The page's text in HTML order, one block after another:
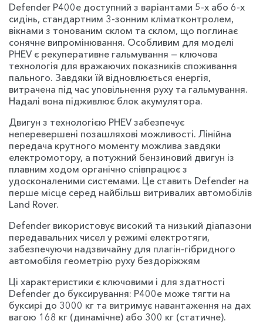
Defender P400e доступний з варіантами 5-х або 6-х
сидінь, стандартним 3-зонним кліматконтролем,
вікнами з тонованим склом та склом, що поглинає
сонячне випромінювання. Особливим для моделі
PHEV є рекуперативне гальмування — ключова
технологія для вражаючих показників споживання
пального. Завдяки їй відновлюється енергія,
витрачена під час уповільнення руху та гальмування.
Надалі вона підживлює блок акумулятора.
Двигун з технологією PHEV забезпечує
неперевершені позашляхові можливості. Лінійна
передача крутного моменту можлива завдяки
електромотору, а потужний бензиновий двигун із
плавним ходом органічно співпрацює з
удосконаленими системами. Це ставить Defender на
перше місце серед найбільш витривалих автомобілів
Land Rover.
Defender використовує високий та низький діапазони
передавальних чисел у режимі електротяги,
забезпечуючи надзвичайну для плагін-гібридного
автомобіля геометрію руху бездоріжжям
Ці характеристики є ключовими і для здатності
Defender до буксирування: P400e може тягти на
буксирі до 3000 кг та витримує навантаження на дах
вагою 168 кг (динамічне) або 300 кг (статичне).